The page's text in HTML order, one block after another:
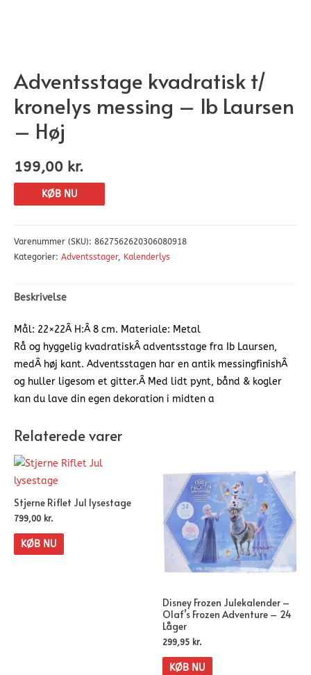
Adventsstage kvadratisk t/
kronelys messing – Ib Laursen
– Høj
199,00 kr.
KØB NU
Varenummer (SKU): 8627562620306080918
Kategorier: Adventsstager, Kalenderlys
Beskrivelse
Mål: 22×22Â H:Â 8 cm. Materiale: Metal
Rå og hyggelig kvadratiskÂ adventsstage fra Ib Laursen,
medÂ høj kant. Adventsstagen har en antik messingfinishÂ
og huller ligesom et gitter.Â Med lidt pynt, bånd & kogler
kan du lave din egen dekoration i midten a
Relaterede varer
Stjerne Riflet Jul lysestage
799,00 kr.
KØB NU
Disney Frozen Julekalender –
Olaf’s Frozen Adventure – 24
Låger
299,95 kr.
KØB NU